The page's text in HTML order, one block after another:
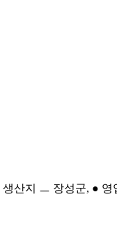
산지 ㅡ 장성군, ● 영